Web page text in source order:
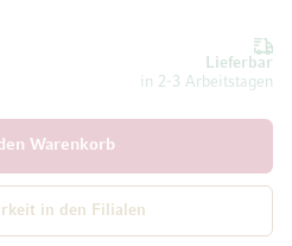
Lieferbar
in 2-3 Arbeitstagen
Warenkorb
in den Filialen